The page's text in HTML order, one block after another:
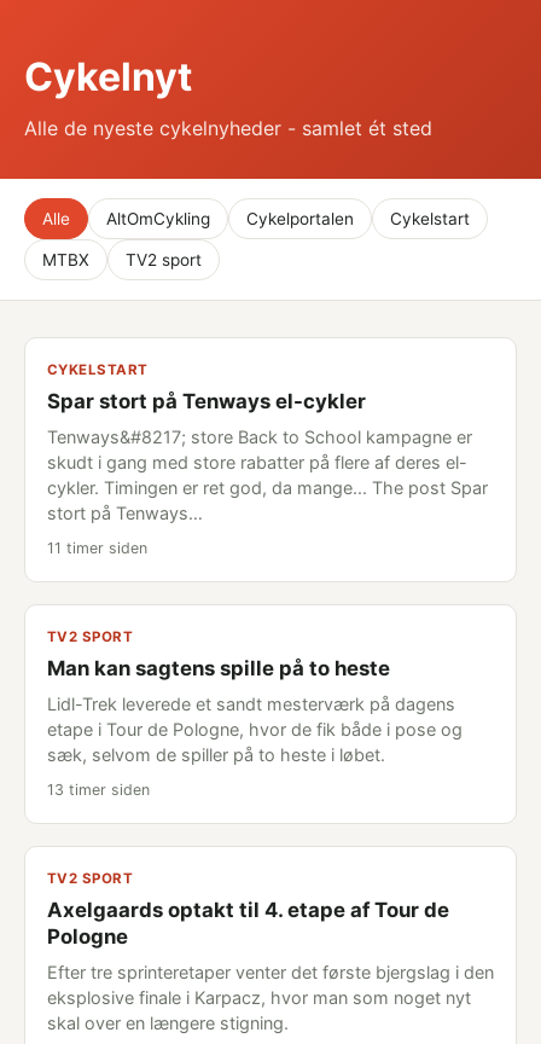
Cykelnyt
Alle de nyeste cykelnyheder - samlet ét sted
Alle AltOmCykling Cykelportalen Cykelstart
MTBX TV2 sport
CYKELSTART
Spar stort på Tenways el-cykler
Tenways&#8217; store Back to School kampagne er
skudt i gang med store rabatter på flere af deres el-
cykler. Timingen er ret god, da mange... The post Spar
stort på Tenways…
11 timer siden
TV2 SPORT
Man kan sagtens spille på to heste
Lidl-Trek leverede et sandt mesterværk på dagens
etape i Tour de Pologne, hvor de fik både i pose og
sæk, selvom de spiller på to heste i løbet.
13 timer siden
TV2 SPORT
Axelgaards optakt til 4. etape af Tour de
Pologne
Efter tre sprinteretaper venter det første bjergslag i den
eksplosive finale i Karpacz, hvor man som noget nyt
skal over en længere stigning.